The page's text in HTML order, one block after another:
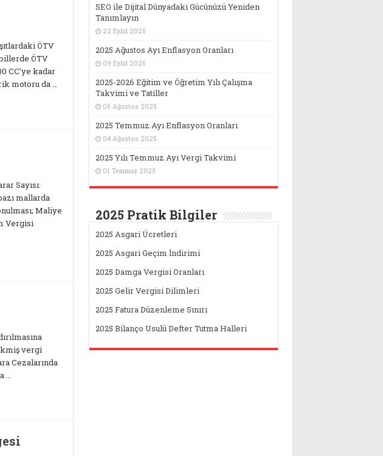
ÖTV
ÖTV
CC’ye kadar
motoru da …
Sayısı:
mallarda
Maliye
Vergisi
vergi
Cezalarında
…
SEO ile Dijital Dünyadaki Gücünüzü Yeniden
Tanımlayın
22 Eylül 2025
2025 Ağustos Ayı Enflasyon Oranları
09 Eylül 2025
2025-2026 Eğitim ve Öğretim Yılı Çalışma
Takvimi ve Tatiller
05 Ağustos 2025
2025 Temmuz Ayı Enflasyon Oranları
04 Ağustos 2025
2025 Yılı Temmuz Ayı Vergi Takvimi
01 Temmuz 2025
2025 Pratik Bilgiler
2025 Asgari Ücretleri
2025 Asgari Geçim İndirimi
2025 Damga Vergisi Oranları
2025 Gelir Vergisi Dilimleri
2025 Fatura Düzenleme Sınırı
2025 Bilanço Usulü Defter Tutma Halleri